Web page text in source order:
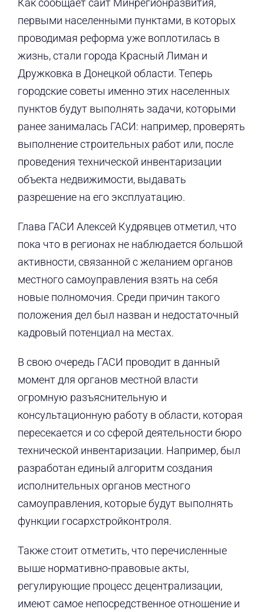
Как сообщает сайт Минрегионразвития,
первыми населенными пунктами, в которых
проводимая реформа уже воплотилась в
жизнь, стали города Красный Лиман и
Дружковка в Донецкой области. Теперь
городские советы именно этих населенных
пунктов будут выполнять задачи, которыми
ранее занималась ГАСИ: например, проверять
выполнение строительных работ или, после
проведения технической инвентаризации
объекта недвижимости, выдавать
разрешение на его эксплуатацию.
Глава ГАСИ Алексей Кудрявцев отметил, что
пока что в регионах не наблюдается большой
активности, связанной с желанием органов
местного самоуправления взять на себя
новые полномочия. Среди причин такого
положения дел был назван и недостаточный
кадровый потенциал на местах.
В свою очередь ГАСИ проводит в данный
момент для органов местной власти
огромную разъяснительную и
консультационную работу в области, которая
пересекается и со сферой деятельности бюро
технической инвентаризации. Например, был
разработан единый алгоритм создания
исполнительных органов местного
самоуправления, которые будут выполнять
функции госархстройконтроля.
Также стоит отметить, что перечисленные
выше нормативно-правовые акты,
регулирующие процесс децентрализации,
имеют самое непосредственное отношение и